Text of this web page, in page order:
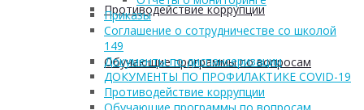
Противодействие коррупции
Обучающие программы по вопросам
Приказы
Соглашение о сотрудничестве со школой
149
Документы по диспансеризации
ДОКУМЕНТЫ ПО ПРОФИЛАКТИКЕ COVID-19
Противодействие коррупции